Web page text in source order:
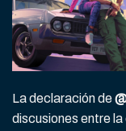
La declaración de
discusiones entre